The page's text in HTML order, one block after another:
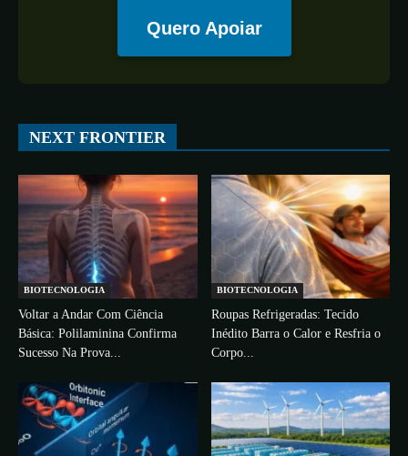
Quero Apoiar
NEXT FRONTIER
BIOTECNOLOGIA
Voltar a Andar Com Ciência
Básica: Polilaminina Confirma
Sucesso Na Prova...
BIOTECNOLOGIA
Roupas Refrigeradas: Tecido
Inédito Barra o Calor e Resfria o
Corpo...